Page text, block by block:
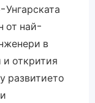
от най-
в
открития
развитието